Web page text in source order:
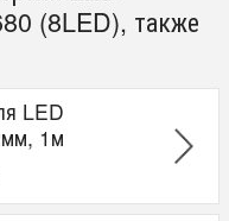
(8LED), также
LED
1м